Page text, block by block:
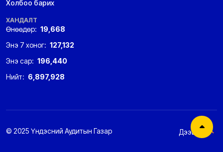
Холбоо барих
ХАНДАЛТ
Өнөөдөр: 19,668
Энэ 7 хоног: 127,132
Энэ сар: 196,440
Нийт: 6,897,928
© 2025 Үндэсний Аудитын Газар Дээшээ